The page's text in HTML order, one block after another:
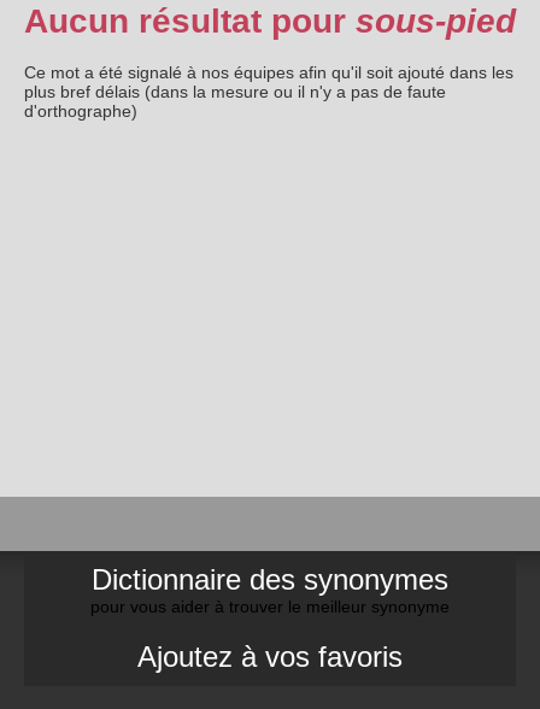
Aucun résultat pour sous-pied
Ce mot a été signalé à nos équipes afin qu'il soit ajouté dans les
plus bref délais (dans la mesure ou il n'y a pas de faute
d'orthographe)
Dictionnaire des synonymes
pour vous aider à trouver le meilleur synonyme
Ajoutez à vos favoris